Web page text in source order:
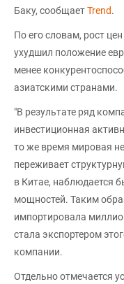
Баку, сообщаетTrend.
По его словам, рост
ухудшил положение
менее
азиатскими странами.
"В результате ряд
инвестиционная
то же время мировая
переживает
в Китае, наблюдается
мощностей. Таким
импортировала
стала экспортером
компании.
Отдельно отмечается